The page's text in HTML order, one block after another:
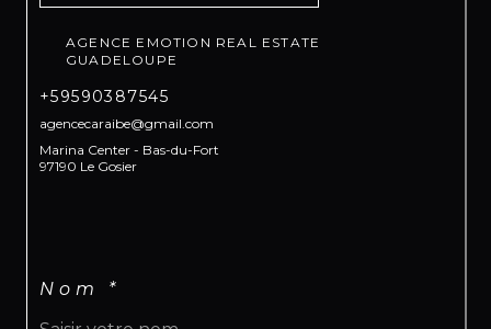
AGENCE EMOTION REAL ESTATE
GUADELOUPE
+59590387545
agencecaraibe@gmail.com
Marina Center - Bas-du-Fort
97190 Le Gosier
Nom *